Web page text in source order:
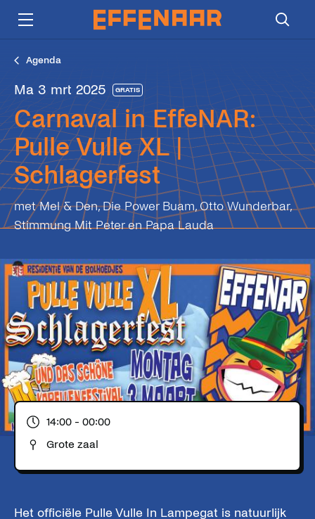
Agenda
ma 3 mrt 2025 GRATIS
Carnaval in EffeNAR:
Pulle Vulle XL |
Schlagerfest
met Mel & Den, Die Power Buam, Otto Wunderbar,
Stimmung Mit Peter en Papa Lauda
14:00 - 00:00
Grote zaal
Het officiële Pulle Vulle In Lampegat is natuurlijk